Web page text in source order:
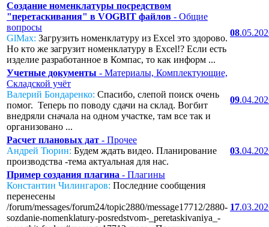
Создание номенклатуры посредством
"перетаскивания" в VOGBIT файлов - Общие
вопросы
GlMax: Загрузить номенклатуру из Excel это здорово.
Но кто же загрузит номенклатуру в Excel!? Если есть
изделие разработанное в Компас, то как информ ...
08
Учетные документы - Материалы, Комплектующие,
Складской учёт
Валерий Бондаренко: Спасибо, слепой поиск очень
помог. Теперь по поводу сдачи на склад. Вогбит
внедряли сначала на одном участке, там все так и
организовано ...
09
Расчет плановых дат - Прочее
Андрей Тюрин: Будем ждать видео. Планирование
производства -тема актуальная для нас.
03
Пример создания плагина - Плагины
Константин Чилингаров: Последние сообщения
перенесены
/forum/messages/forum24/topic2880/message17712/2880-
sozdanie-nomenklatury-posredstvom-_peretaskivaniya_-
17